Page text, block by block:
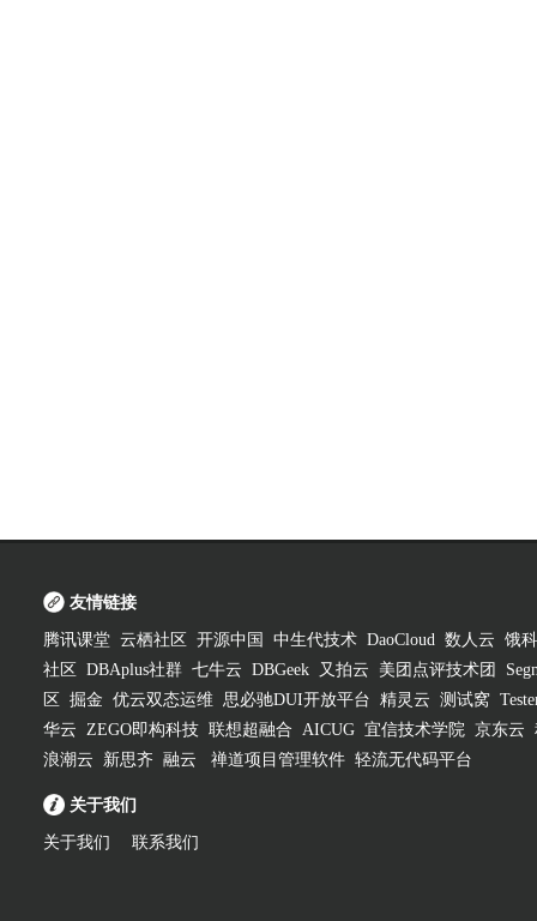
友情链接
腾讯课堂 云栖社区 开源中国 中生代技术 DaoCloud 数人云 饿
社区
DBAplus社群 七牛云 DBGeek 又拍云 美团点评技术团
区
掘金 优云双态运维 思必驰DUI开放平台 精灵云 测试窝
华云 ZEGO即构科技 联想超融合 AICUG 宜信技术学院 京东云
浪潮云
新思齐 融云 禅道项目管理软件 轻流无代码平台
关于我们
关于我们 联系我们